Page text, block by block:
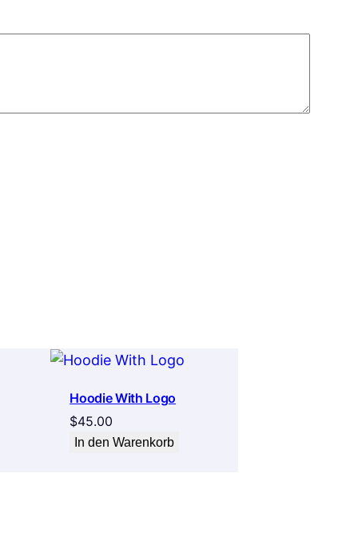
Hoodie With Logo
$45.00
In den Warenkorb